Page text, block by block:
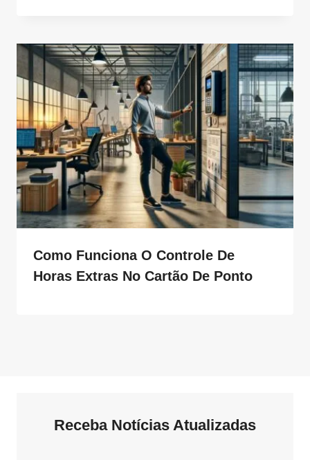
Como Funciona O Controle De
Horas Extras No Cartão De Ponto
Receba Notícias Atualizadas